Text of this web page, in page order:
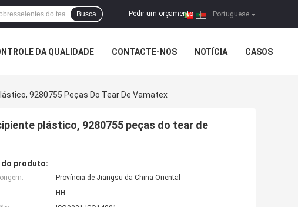
Portuguese
Pedir um orçamento |
Busca
DA QUALIDADE CONTACTE-NOS NOTÍCIA CASOS
9280755 Peças Do Tear De Vamatex
plástico, 9280755 peças do tear de
do produto:
Província de Jiangsu da China Oriental
HH